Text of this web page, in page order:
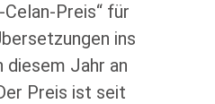
Preis“ für
ins
diesem Jahr an
Preis ist seit